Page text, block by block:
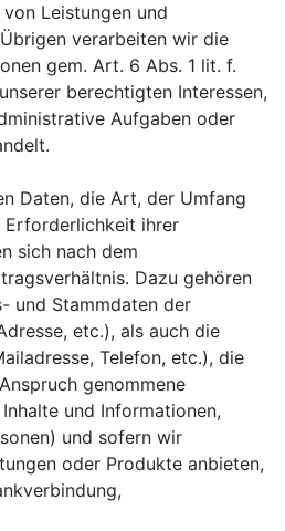
Leistungen und
verarbeiten wir die
gem. Art. 6 Abs. 1 lit. f.
berechtigten Interessen,
Aufgaben oder
Daten, die Art, der Umfang
Erforderlichkeit ihrer
sich nach dem
Dazu gehören
und Stammdaten der
etc.), als auch die
Telefon, etc.), die
genommene
und Informationen,
und sofern wir
oder Produkte anbieten,